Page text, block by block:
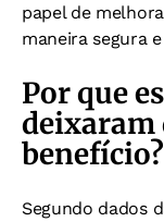
papel de
maneira segura
Por que
deixaram
benefício?
Segundo dados